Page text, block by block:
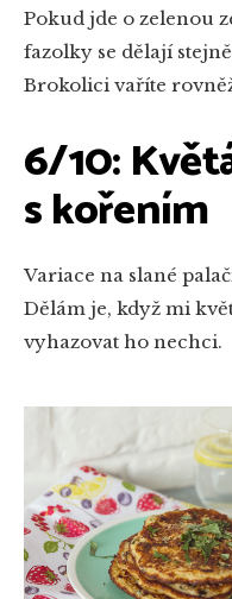
Pokud jde o zelenou
fazolky se dělají
Brokolici vaříte
6/10:
s kořením
Variace na slané
Dělám je, když mi
vyhazovat ho nechci.